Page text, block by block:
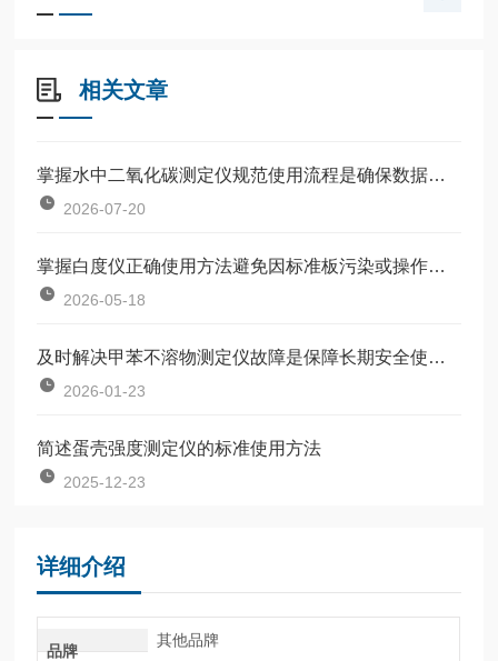
相关文章
掌握水中二氧化碳测定仪规范使用流程是确保数据准确可靠的前提
2026-07-20
掌握白度仪正确使用方法避免因标准板污染或操作不规范引入误差
2026-05-18
及时解决甲苯不溶物测定仪故障是保障长期安全使用的关键
2026-01-23
简述蛋壳强度测定仪的标准使用方法
2025-12-23
详细介绍
品牌
其他品牌